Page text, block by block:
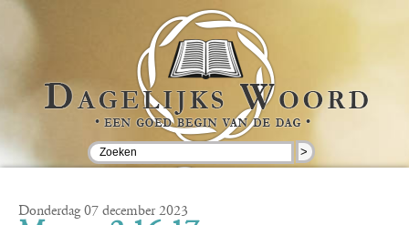
>
Donderdag 07 december 2023